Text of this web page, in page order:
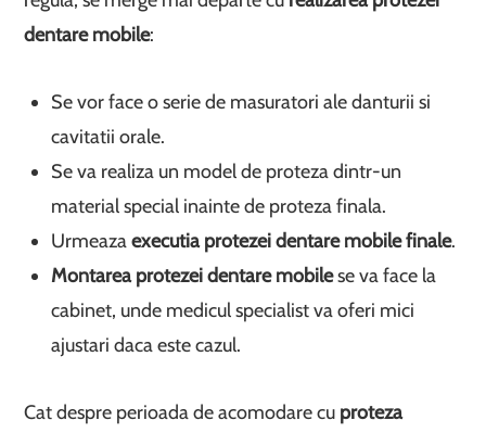
dentare mobile:
Se vor face o serie de masuratori ale danturii si
cavitatii orale.
Se va realiza un model de proteza dintr-un
material special inainte de proteza finala.
Urmeazaexecutia protezei dentare mobile finale.
Montarea protezei dentare mobilese va face la
cabinet, unde medicul specialist va oferi mici
ajustari daca este cazul.
Cat despre perioada de acomodare cu proteza